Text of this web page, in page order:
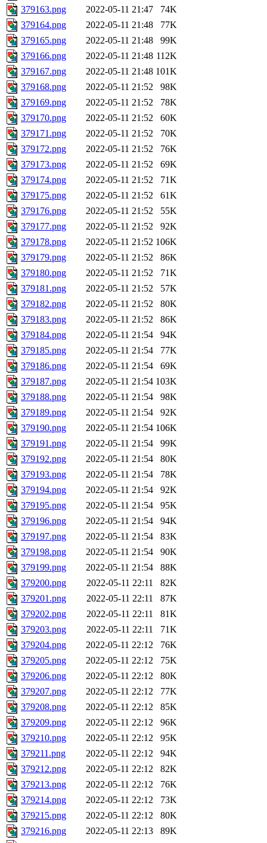
379163.png
2022-05-11 21:47
74K
379164.png
2022-05-11 21:48
77K
379165.png
2022-05-11 21:48
99K
379166.png
2022-05-11 21:48 112K
379167.png
2022-05-11 21:48 101K
379168.png
2022-05-11 21:52
98K
379169.png
2022-05-11 21:52
78K
379170.png
2022-05-11 21:52
60K
379171.png
2022-05-11 21:52
70K
379172.png
2022-05-11 21:52
76K
379173.png
2022-05-11 21:52
69K
379174.png
2022-05-11 21:52
71K
379175.png
2022-05-11 21:52
61K
379176.png
2022-05-11 21:52
55K
379177.png
2022-05-11 21:52
92K
379178.png
2022-05-11 21:52 106K
379179.png
2022-05-11 21:52
86K
379180.png
2022-05-11 21:52
71K
379181.png
2022-05-11 21:52
57K
379182.png
2022-05-11 21:52
80K
379183.png
2022-05-11 21:52
86K
379184.png
2022-05-11 21:54
94K
379185.png
2022-05-11 21:54
77K
379186.png
2022-05-11 21:54
69K
379187.png
2022-05-11 21:54 103K
379188.png
2022-05-11 21:54
98K
379189.png
2022-05-11 21:54
92K
379190.png
2022-05-11 21:54 106K
379191.png
2022-05-11 21:54
99K
379192.png
2022-05-11 21:54
80K
379193.png
2022-05-11 21:54
78K
379194.png
2022-05-11 21:54
92K
379195.png
2022-05-11 21:54
95K
379196.png
2022-05-11 21:54
94K
379197.png
2022-05-11 21:54
83K
379198.png
2022-05-11 21:54
90K
379199.png
2022-05-11 21:54
88K
379200.png
2022-05-11 22:11
82K
379201.png
2022-05-11 22:11
87K
379202.png
2022-05-11 22:11
81K
379203.png
2022-05-11 22:11
71K
379204.png
2022-05-11 22:12
76K
379205.png
2022-05-11 22:12
75K
379206.png
2022-05-11 22:12
80K
379207.png
2022-05-11 22:12
77K
379208.png
2022-05-11 22:12
85K
379209.png
2022-05-11 22:12
96K
379210.png
2022-05-11 22:12
95K
379211.png
2022-05-11 22:12
94K
379212.png
2022-05-11 22:12
82K
379213.png
2022-05-11 22:12
76K
379214.png
2022-05-11 22:12
73K
379215.png
2022-05-11 22:12
80K
379216.png
2022-05-11 22:13
89K